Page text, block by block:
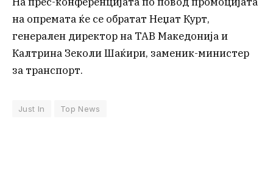
на опремата ќе се обратат Неџат Курт,
генерален директор на ТАВ Македонија и
Калтрина Зеколи Шаќири, заменик-министер
за транспорт.
Just In Top News